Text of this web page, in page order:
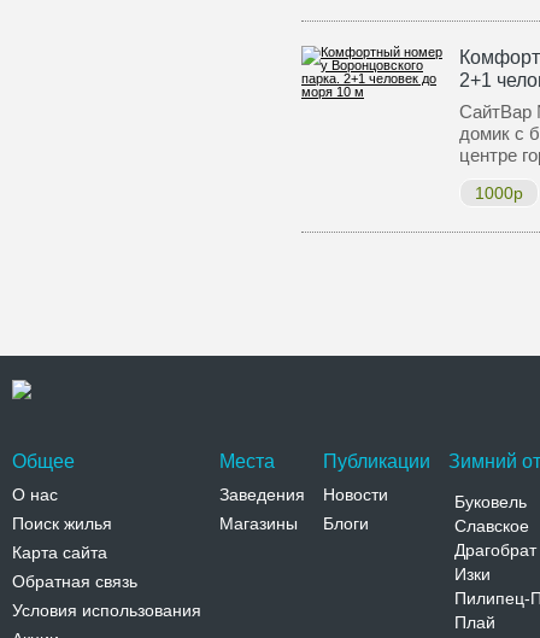
2+1
СайтВар
домик с
центре
1000р
Общее
О нас
Поиск жилья
Карта сайта
Обратная связь
Условия использования
Места
Заведения
Магазины
Публикации
Новости
Блоги
Зимний
Буковель
Славское
Драгобрат
Изки
Пилипец-
Плай